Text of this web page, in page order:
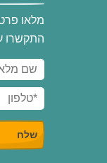
מלאו
התקשרו עכשיו: